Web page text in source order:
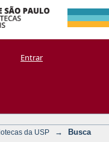
Entrar
da USP →
Busca